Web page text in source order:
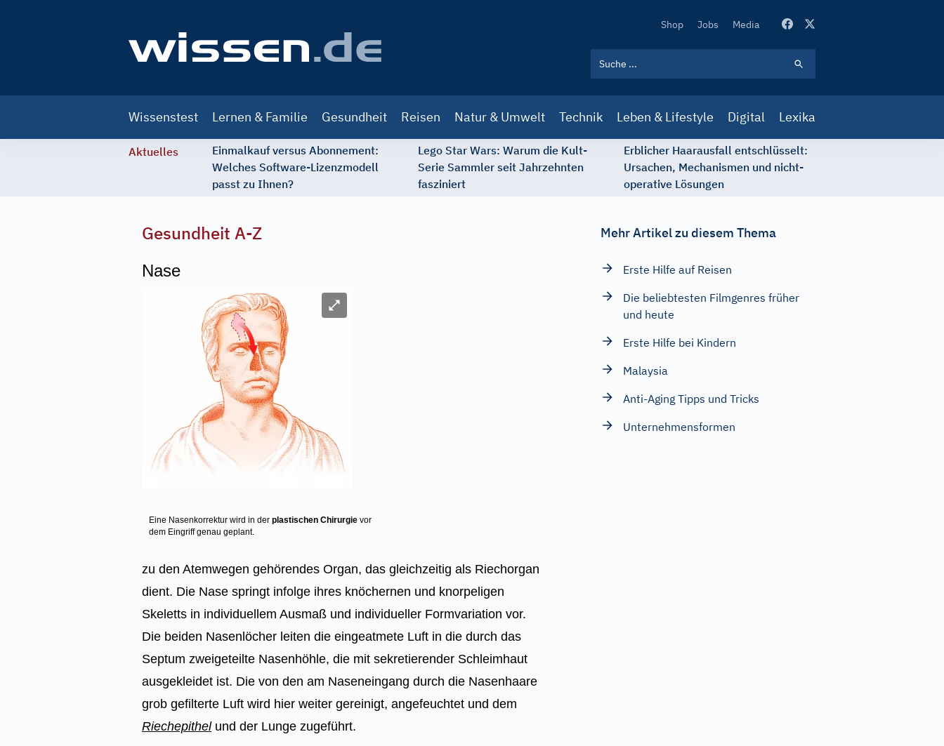
Secondary
Shop Jobs Media
navigation
Wissenstest Lernen & Familie Gesundheit Reisen Natur & Umwelt Technik Leben & Lifestyle Digital Lexika
Aktuelles
Einmalkauf versus Abonnement:
Welches Software-Lizenzmodell
passt zu Ihnen?
Lego Star Wars: Warum die Kult-
Serie Sammler seit Jahrzehnten
fasziniert
Erblicher Haarausfall entschlüsselt:
Ursachen, Mechanismen und nicht-
operative Lösungen
Gesundheit A-Z
Nase
Bild vergrößern
Eine Nasenkorrektur wird in der plastischen Chirurgie vor
dem Eingriff genau geplant.
zu den Atemwegen gehörendes Organ, das gleichzeitig als Riechorgan
dient. Die Nase springt infolge ihres knöchernen und knorpeligen
Skeletts in individuellem Ausmaß und individueller Formvariation vor.
Die beiden Nasenlöcher leiten die eingeatmete Luft in die durch das
Septum zweigeteilte Nasenhöhle, die mit sekretierender Schleimhaut
ausgekleidet ist. Die von den am Naseneingang durch die Nasenhaare
grob gefilterte Luft wird hier weiter gereinigt, angefeuchtet und dem
Riechepithelund der Lunge zugeführt.
Mehr Artikel zu diesem Thema
Erste Hilfe auf Reisen
Die beliebtesten Filmgenres früher
und heute
Erste Hilfe bei Kindern
Malaysia
Anti-Aging Tipps und Tricks
Unternehmensformen